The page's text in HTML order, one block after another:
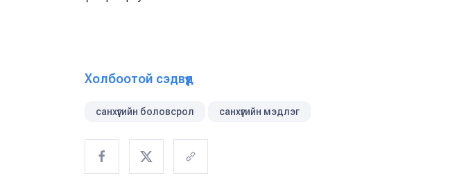
Холбоотой сэдвүүд
санхүүгийн боловсрол санхүүгийн мэдлэг